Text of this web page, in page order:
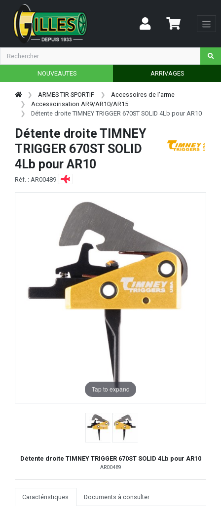
NOUVEAUTES ARRIVAGES
ARMES TIR SPORTIF
Accessoires de l'arme
Accessoirisation AR9/AR10/AR15
Détente droite TIMNEY TRIGGER 670ST SOLID 4Lb pour AR10
Détente droite TIMNEY
TRIGGER 670ST SOLID
4Lb pour AR10
Réf. : AR00489
Tap to expand
Détente droite TIMNEY TRIGGER 670ST SOLID 4Lb pour AR10
AR00489
Caractéristiques Documents à consulter